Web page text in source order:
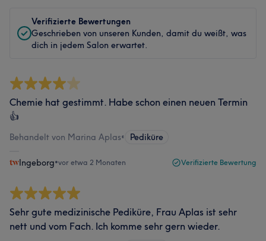
Verifizierte Bewertungen
Geschrieben von unseren Kunden, damit du weißt, was
dich in jedem Salon erwartet.
Chemie hat gestimmt. Habe schon einen neuen Termin
👍
Behandelt von Marina Aplas• Pediküre
Ingeborg•vor etwa 2 Monaten Verifizierte Bewertung
Sehr gute medizinische Pediküre, Frau Aplas ist sehr
nett und vom Fach. Ich komme sehr gern wieder.